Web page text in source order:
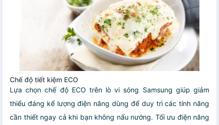
Chế độ tiết kiệm ECO
Lựa chọn chế độ ECO trên lò vi sóng Samsung giúp giảm
thiểu đáng kể lượng điện năng dùng để duy trì các tính năng
cần thiết ngay cả khi bạn không nấu nướng. Tối ưu điện năng